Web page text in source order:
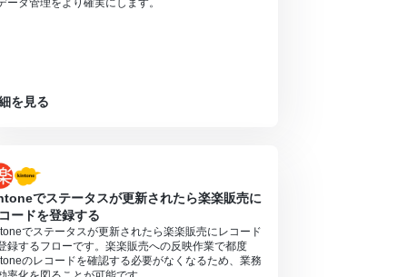
ータ管理をより確実にします。
を見る
でステータスが更新されたら楽楽販売に
ードを登録する
でステータスが更新されたら楽楽販売にレコード
録するフローです。楽楽販売への反映作業で都度
のレコードを確認する必要がなくなるため、業務